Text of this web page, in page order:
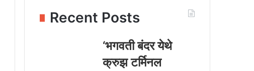
Recent Posts
‘भगवती बंदर येथे
क्रुझ टर्मिनल